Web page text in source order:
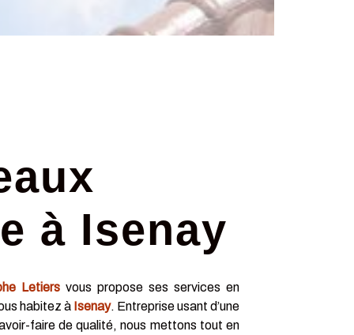
à Isenay
Letiers vous propose ses services en
habitez à Isenay. Entreprise usant d’une
faire de qualité, nous mettons tout en